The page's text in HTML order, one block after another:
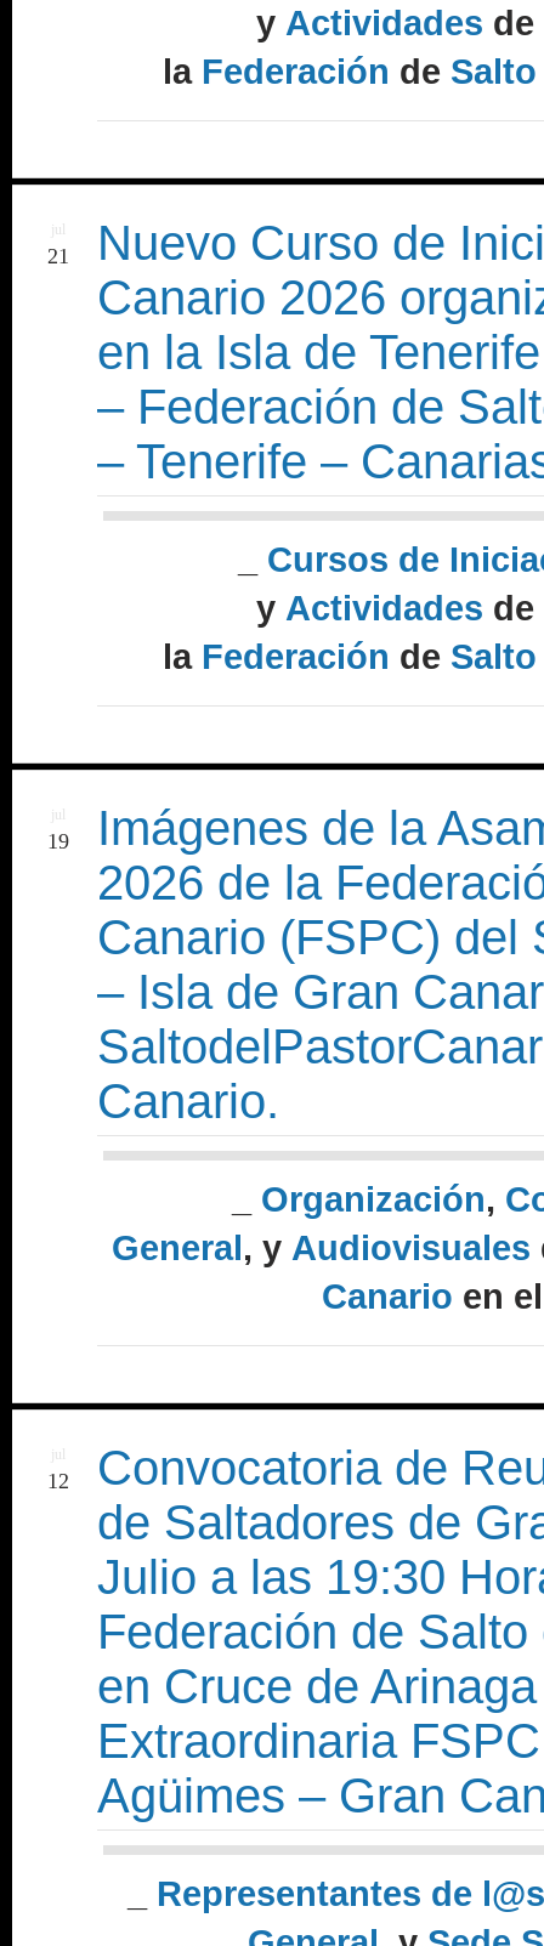
y Actividades
la Federación de
jul
21
Nuevo Curso de
Canario 2026
en la Isla de
– Federación de
– Tenerife –
Cursos de
y Actividades
la Federación de
jul
19
Imágenes de la
2026 de la
Canario (FSPC) del
– Isla de Gran
Canario.
Organización,
General, y Audiovisuales
Canario en
jul
12
Convocatoria de
de Saltadores de
Julio a las 19:30
Federación de
en Cruce de
Extraordinaria
Agüimes – Gran
Representantes de